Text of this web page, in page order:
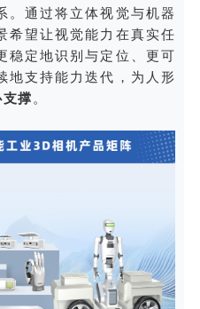
。通过将立体视觉与机器
希望让视觉能力在真实任
稳定地识别与定位、更可
地支持能力迭代，为人形
撑 。